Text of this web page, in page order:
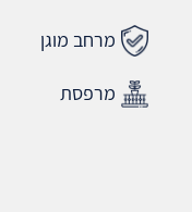
מרחב מוגן
מרפסת